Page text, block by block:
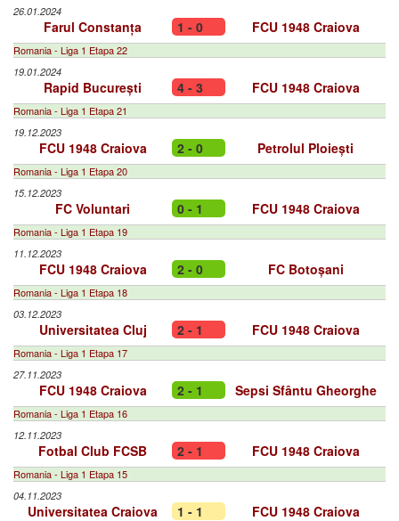
26.01.2024
Farul Constanța 1 - 0 FCU 1948 Craiova
Romania - Liga 1 Etapa 22
19.01.2024
Rapid București 4 - 3 FCU 1948 Craiova
Romania - Liga 1 Etapa 21
19.12.2023
FCU 1948 Craiova 2 - 0 Petrolul Ploiești
Romania - Liga 1 Etapa 20
15.12.2023
FC Voluntari 0 - 1 FCU 1948 Craiova
Romania - Liga 1 Etapa 19
11.12.2023
FCU 1948 Craiova 2 - 0 FC Botoșani
Romania - Liga 1 Etapa 18
03.12.2023
Universitatea Cluj 2 - 1 FCU 1948 Craiova
Romania - Liga 1 Etapa 17
27.11.2023
FCU 1948 Craiova 2 - 1 Sepsi Sfântu Gheorghe
Romania - Liga 1 Etapa 16
12.11.2023
Fotbal Club FCSB 2 - 1 FCU 1948 Craiova
Romania - Liga 1 Etapa 15
04.11.2023
Universitatea Craiova 1 - 1 FCU 1948 Craiova